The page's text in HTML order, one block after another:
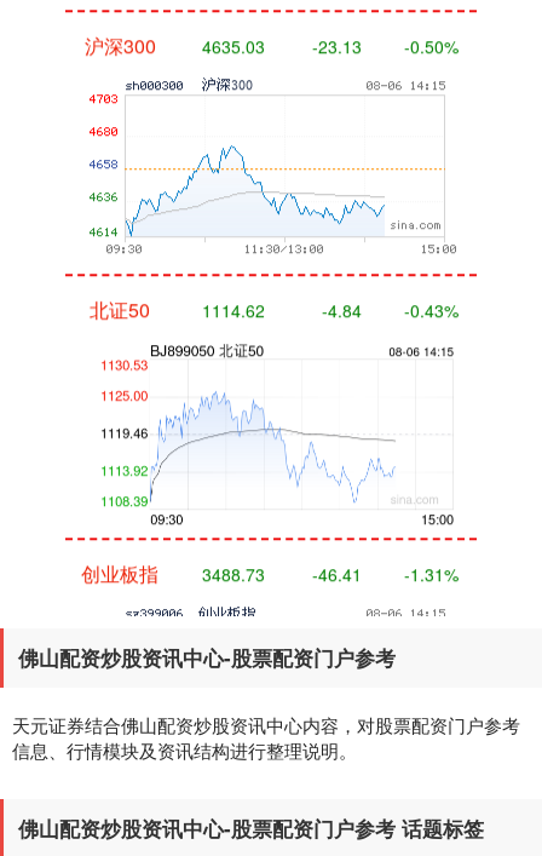
基金指数 7226.75 -4.68 -0.06%
佛山配资炒股资讯中心-股票配资门户参考
天元证券结合佛山配资炒股资讯中心内容，对股票配资门户参考
信息、行情模块及资讯结构进行整理说明。
佛山配资炒股资讯中心-股票配资门户参考 话题标签